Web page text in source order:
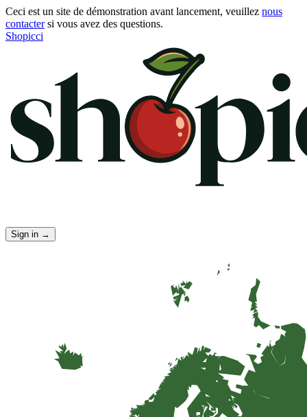
Ceci est un site de démonstration avant lancement, veuillez nous
contactersi vous avez des questions.
Shopicci
Sign in →